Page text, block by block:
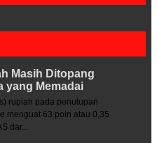
Masih Ditopang
yang Memadai
rupiah pada penutupan
menguat 63 poin atau 0,35
dar...